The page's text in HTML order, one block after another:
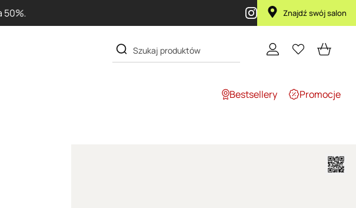
Znajdź swój salon
Bestsellery Promocje